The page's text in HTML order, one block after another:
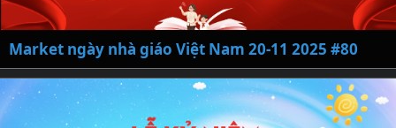
Market ngày nhà giáo Việt Nam 20-11 2025 #80